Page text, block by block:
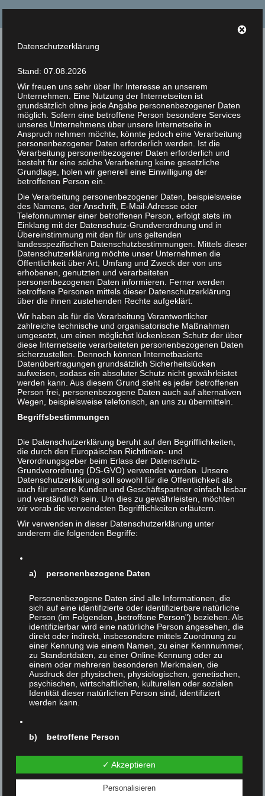
Tierrechte Kaplan
Helmut F. Kaplan – Philosoph und Autor
Menü
Zur Person
Artikel
Bücher
Zitate
Photos
Animal Rights Art
Helmut F. Kaplan unterstützen
Kontakt
Vegan soll keine Religion
sein
0
Titel: Vegan soll keine
Religion sein
Serie:Tierrechte
Veröffentlicht von:Helmut
F. Kaplan
Veröffentlichungsdatum:
16.12.2013
Genre:Gesellschaft
Seiten:160
ISBN13:978-3732287604
Für eine realistische
Ethik
Kaufen Sie das Buch:
Amazon,Thalia,bücher.de
Wem Tiere am Herzen liegen, muß eine vegane Welt
wollen: eine Welt, in der Tiere nicht mehr deshalb
Fleisch, ihre Milch, ihre Eier, ihr Fell usw. konsumieren
oder nutzen können. Haupthindernis für eine vegane Welt
sind die Veganer selbst, genauer: die „Religions-
Veganer“. Ihnen geht es in Wirklichkeit nicht mehr
primär um die Tiere, sondern um das eigene psychische
Gleichgewicht. Für „Religions-Veganer“ ist Veganismus
identitätsstiftendes Merkmal, Vegansein Lebenshilfe und
Ersatzreligion. Sobald ihre rigiden Vegan-Definitionen in
Aggressionen und Ängsten. Diese Veganer sind die
Achillesferse der Tierrechtsbewegung.
Vorheriger Beitrag
Nächster Beitrag
Ähnliche Beiträge
Datenschutzerklärung
Stand: 07.08.2026
Wir freuen uns sehr über Ihr Interesse an unserem
Unternehmen. Eine Nutzung der Internetseiten ist
grundsätzlich ohne jede Angabe personenbezogener Daten
möglich. Sofern eine betroffene Person besondere Services
unseres Unternehmens über unsere Internetseite in
Anspruch nehmen möchte, könnte jedoch eine Verarbeitung
personenbezogener Daten erforderlich werden. Ist die
Verarbeitung personenbezogener Daten erforderlich und
besteht für eine solche Verarbeitung keine gesetzliche
Grundlage, holen wir generell eine Einwilligung der
betroffenen Person ein.
Die Verarbeitung personenbezogener Daten, beispielsweise
des Namens, der Anschrift, E-Mail-Adresse oder
Telefonnummer einer betroffenen Person, erfolgt stets im
Einklang mit der Datenschutz-Grundverordnung und in
Übereinstimmung mit den für uns geltenden
landesspezifischen Datenschutzbestimmungen. Mittels dieser
Datenschutzerklärung möchte unser Unternehmen die
Öffentlichkeit über Art, Umfang und Zweck der von uns
erhobenen, genutzten und verarbeiteten
personenbezogenen Daten informieren. Ferner werden
betroffene Personen mittels dieser Datenschutzerklärung
über die ihnen zustehenden Rechte aufgeklärt.
Wir haben als für die Verarbeitung Verantwortlicher
zahlreiche technische und organisatorische Maßnahmen
umgesetzt, um einen möglichst lückenlosen Schutz der über
diese Internetseite verarbeiteten personenbezogenen Daten
sicherzustellen. Dennoch können Internetbasierte
Datenübertragungen grundsätzlich Sicherheitslücken
aufweisen, sodass ein absoluter Schutz nicht gewährleistet
werden kann. Aus diesem Grund steht es jeder betroffenen
Person frei, personenbezogene Daten auch auf alternativen
Wegen, beispielsweise telefonisch, an uns zu übermitteln.
Begriffsbestimmungen
Die Datenschutzerklärung beruht auf den Begrifflichkeiten,
die durch den Europäischen Richtlinien- und
Verordnungsgeber beim Erlass der Datenschutz-
Grundverordnung (DS-GVO) verwendet wurden. Unsere
Datenschutzerklärung soll sowohl für die Öffentlichkeit als
auch für unsere Kunden und Geschäftspartner einfach lesbar
und verständlich sein. Um dies zu gewährleisten, möchten
wir vorab die verwendeten Begrifflichkeiten erläutern.
Wir verwenden in dieser Datenschutzerklärung unter
anderem die folgenden Begriffe:
a) personenbezogene Daten
Personenbezogene Daten sind alle Informationen, die
sich auf eine identifizierte oder identifizierbare natürliche
Person (im Folgenden „betroffene Person") beziehen. Als
identifizierbar wird eine natürliche Person angesehen, die
direkt oder indirekt, insbesondere mittels Zuordnung zu
einer Kennung wie einem Namen, zu einer Kennnummer,
zu Standortdaten, zu einer Online-Kennung oder zu
einem oder mehreren besonderen Merkmalen, die
Ausdruck der physischen, physiologischen, genetischen,
psychischen, wirtschaftlichen, kulturellen oder sozialen
Identität dieser natürlichen Person sind, identifiziert
werden kann.
b) betroffene Person
Betroffene Person ist jede identifizierte oder
identifizierbare natürliche Person, deren
personenbezogene Daten von dem für die Verarbeitung
Verantwortlichen verarbeitet werden.
✓ Akzeptieren
Personalisieren